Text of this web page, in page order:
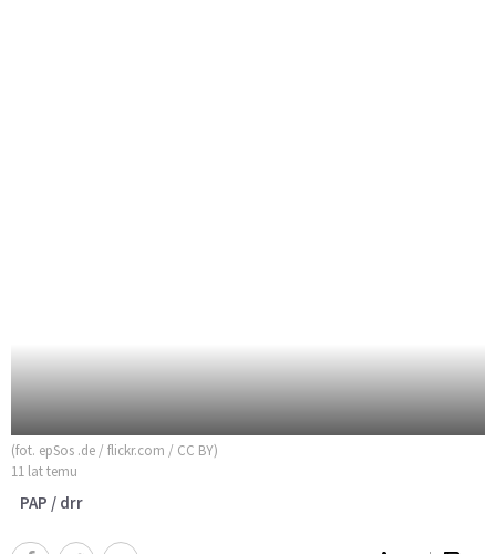
(fot. epSos .de / flickr.com / CC BY)
11 lat temu
PAP / drr